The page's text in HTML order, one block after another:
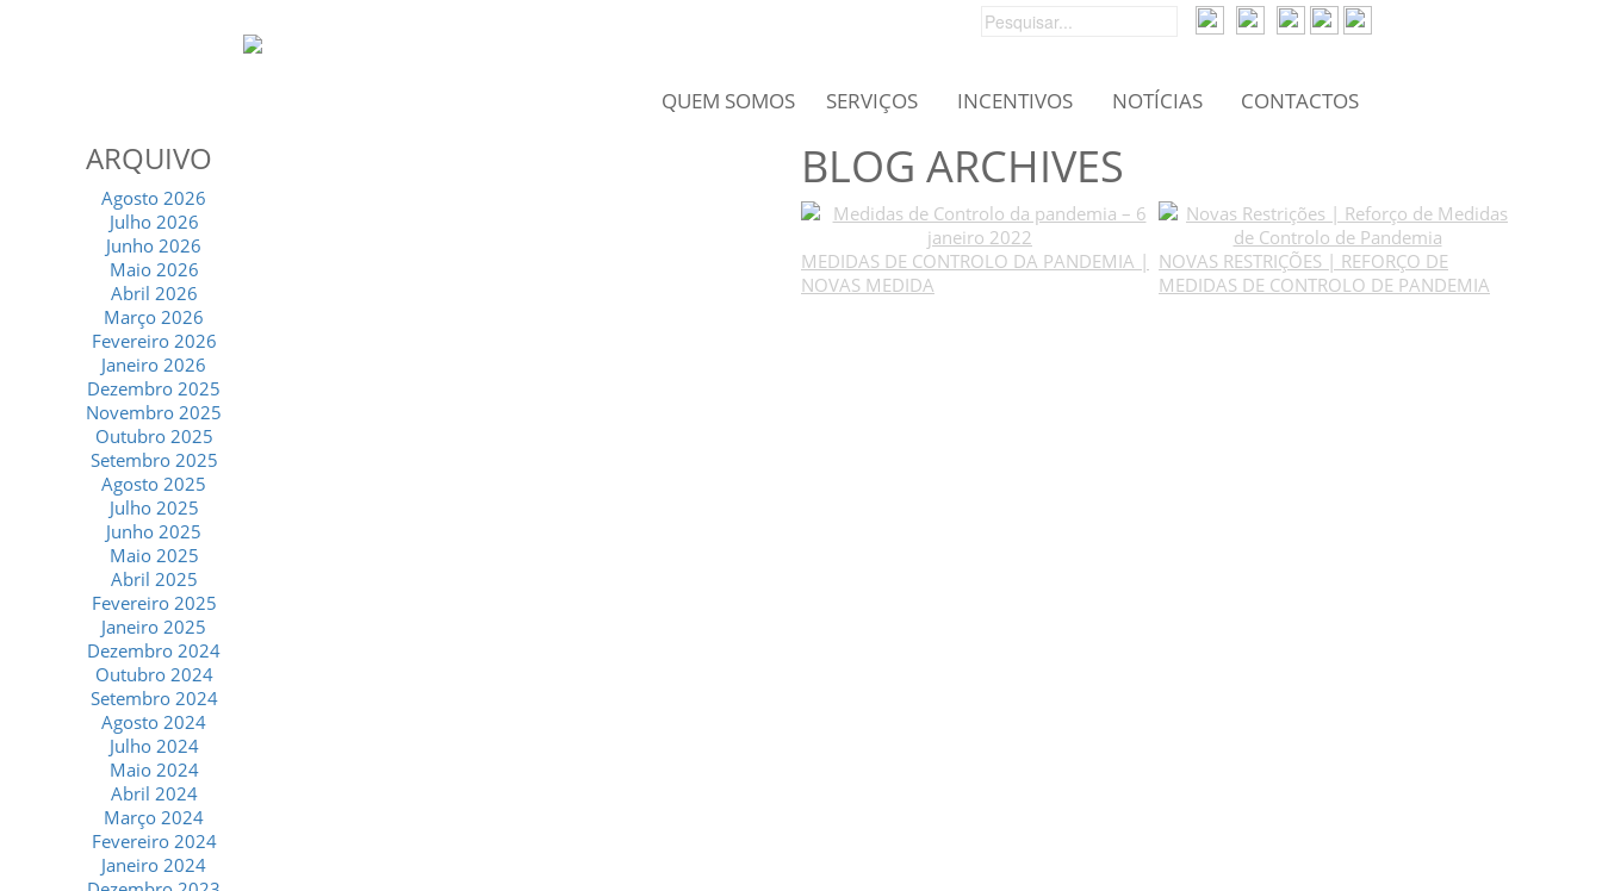
CONTACTOS
NOTÍCIAS
INCENTIVOS
SERVIÇOS
QUEM SOMOS
ARQUIVO
Agosto 2026
Julho 2026
Junho 2026
Maio 2026
Abril 2026
Março 2026
Fevereiro 2026
Janeiro 2026
Dezembro 2025
Novembro 2025
Outubro 2025
Setembro 2025
Agosto 2025
Julho 2025
Junho 2025
Maio 2025
Abril 2025
Fevereiro 2025
Janeiro 2025
Dezembro 2024
Outubro 2024
Setembro 2024
Agosto 2024
Julho 2024
Maio 2024
Abril 2024
Março 2024
Fevereiro 2024
Janeiro 2024
BLOG ARCHIVES
MEDIDAS DE CONTROLO DA PANDEMIA |
NOVAS MEDIDA
NOVAS RESTRIÇÕES | REFORÇO DE
MEDIDAS DE CONTROLO DE PANDEMIA